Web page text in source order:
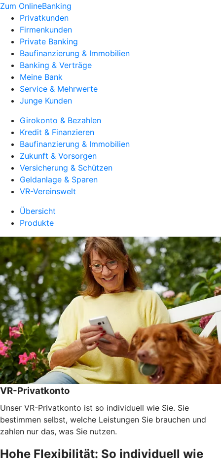
Zum OnlineBanking
Privatkunden
Firmenkunden
Private Banking
Baufinanzierung & Immobilien
Banking & Verträge
Meine Bank
Service & Mehrwerte
Junge Kunden
Girokonto & Bezahlen
Kredit & Finanzieren
Baufinanzierung & Immobilien
Zukunft & Vorsorgen
Versicherung & Schützen
Geldanlage & Sparen
VR-Vereinswelt
Übersicht
Produkte
VR-Privatkonto
Unser VR-Privatkonto ist so individuell wie Sie. Sie
bestimmen selbst, welche Leistungen Sie brauchen und
zahlen nur das, was Sie nutzen.
Hohe Flexibilität: So individuell wie